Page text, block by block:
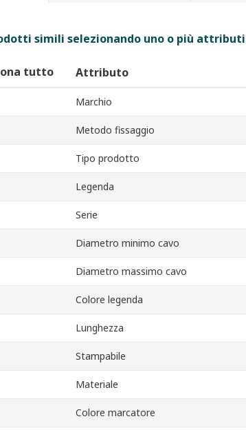
simili selezionando uno o più
tutto Attributo
Marchio
Metodo fissaggio
Tipo prodotto
Legenda
Serie
Diametro minimo cavo
Diametro massimo cavo
Colore legenda
Lunghezza
Stampabile
Materiale
Colore marcatore